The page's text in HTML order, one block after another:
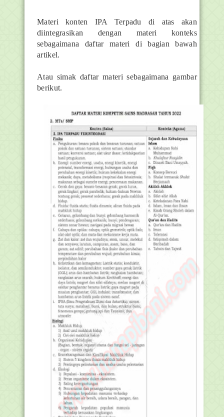
Materi konten IPA Terpadu di atas akan
diintegrasikan dengan materi konteks
sebagaimana daftar materi di bagian bawah
artikel.
Atau simak daftar materi sebagaimana gambar
berikut.